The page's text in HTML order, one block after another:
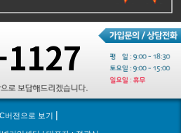
버전으로 보기 |